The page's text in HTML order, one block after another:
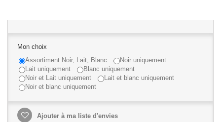
Mon choix
Assortiment Noir, Lait, Blanc
Noir uniquement
Lait uniquement
Blanc uniquement
Noir et Lait uniquement
Lait et blanc uniquement
Noir et blanc uniquement
Ajouter à ma liste d'envies